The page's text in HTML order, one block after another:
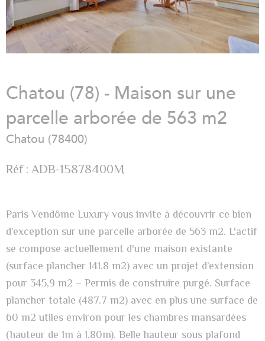
Chatou (78) - Maison sur une
parcelle arborée de 563 m2
Chatou (78400)
Réf : ADB-15878400M
Paris Vendôme Luxury vous invite à découvrir ce bien
d’exception sur une parcelle arborée de 563 m2. L'actif
se compose actuellement d'une maison existante
(surface plancher 141.8 m2) avec un projet d’extension
pour 345,9 m2 – Permis de construire purgé. Surface
plancher totale (487.7 m2) avec en plus une surface de
60 m2 utiles environ pour les chambres mansardées
(hauteur de 1m à 1,80m). Belle hauteur sous plafond